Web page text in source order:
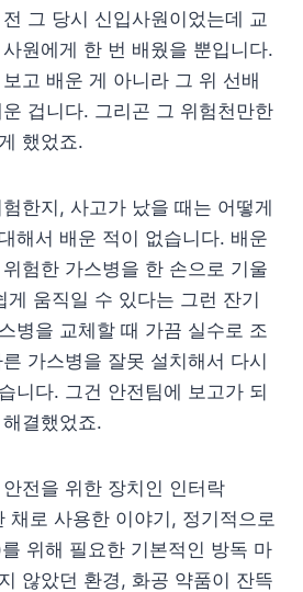
그 당시 신입사원이었는데 교
원에게 한 번 배웠을 뿐입니다.
고 배운 게 아니라 그 위 선배
겁니다. 그리곤 그 위험천만한
했었죠.
한지, 사고가 났을 때는 어떻게
해서 배운 적이 없습니다. 배운
험한 가스병을 한 손으로 기울
게 움직일 수 있다는 그런 잔기
병을 교체할 때 가끔 실수로 조
가스병을 잘못 설치해서 다시
니다. 그건 안전팀에 보고가 되
결했었죠.
전을 위한 장치인 인터락
로 사용한 이야기, 정기적으로
위해 필요한 기본적인 방독 마
않았던 환경, 화공 약품이 잔뜩